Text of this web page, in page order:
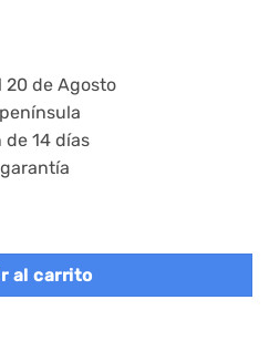
20 de Agosto
de 14 días
marrón rústico y negro
al carrito